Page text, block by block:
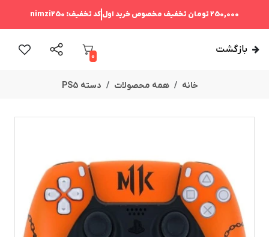
250,000 تومان تخفیف مخصوص خرید اولکد تخفیف: nimzi250
بازگشت
0
خانه همه محصولات دسته PS5